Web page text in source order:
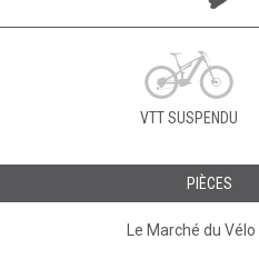
VTT SUSPENDU
PIÈCES
Le Marché du Vélo